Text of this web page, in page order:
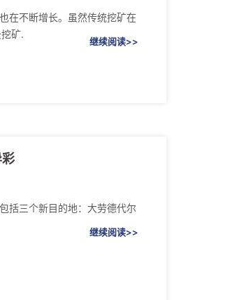
在不断增长。虽然传统挖矿在
矿.
继续阅读>>
括三个新目的地：大劳德代尔
继续阅读>>